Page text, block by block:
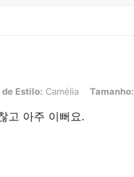
Camélia, Tamanho: preto
Estilo: Camélia Tamanho:
고 아주 이뻐요.